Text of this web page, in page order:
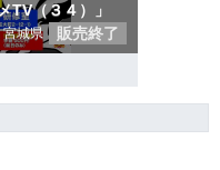
TV（３４）」
宮城県 販売終了